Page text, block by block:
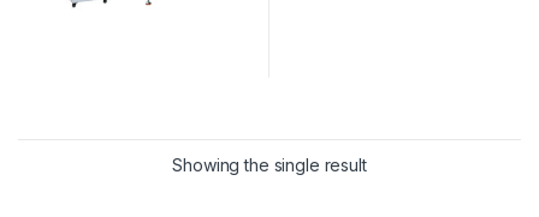
Showing the single result